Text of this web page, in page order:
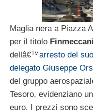
Maglia nera a Piazza
per il titolo
dellâ€™arresto del
delegato Giuseppe
del gruppo
Tesoro, evidenziano
euro. I prezzi sono